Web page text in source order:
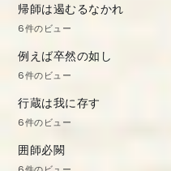
帰師は遏むるなかれ
6件のビュー
例えば卒然の如し
6件のビュー
行蔵は我に存す
6件のビュー
囲師必闕